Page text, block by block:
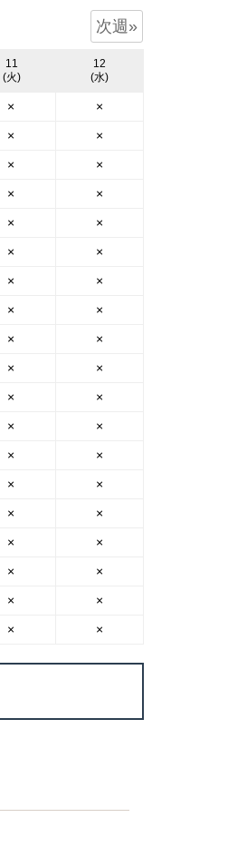
次週»
11
(火)
×
×
×
×
×
×
×
×
×
×
×
×
×
×
×
×
×
×
×
12
(水)
×
×
×
×
×
×
×
×
×
×
×
×
×
×
×
×
×
×
×